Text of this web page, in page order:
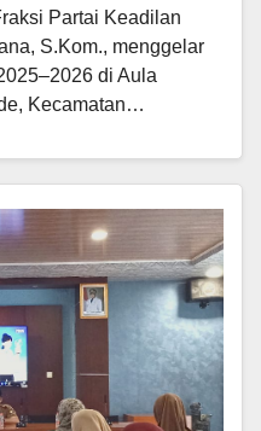
Partai Keadilan
S.Kom., menggelar
di Aula
Kecamatan…